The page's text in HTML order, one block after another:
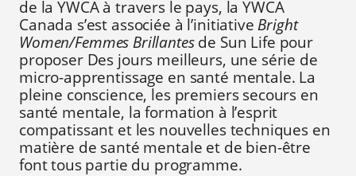
de la YWCA à travers le pays, la YWCA
Canada s’est associée à l’initiative Bright
Women/Femmes Brillantesde Sun Life pour
proposer Des jours meilleurs, une série de
micro-apprentissage en santé mentale. La
pleine conscience, les premiers secours en
santé mentale, la formation à l’esprit
compatissant et les nouvelles techniques en
matière de santé mentale et de bien-être
font tous partie du programme.